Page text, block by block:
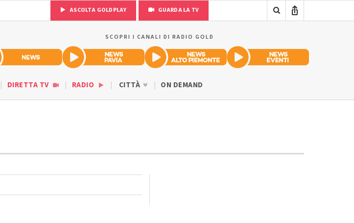
ASCOLTA GOLDPLAY GUARDA LA TV
SCOPRI I CANALI DI RADIO GOLD
DIRETTA TV RADIO CITTÀ ON DEMAND